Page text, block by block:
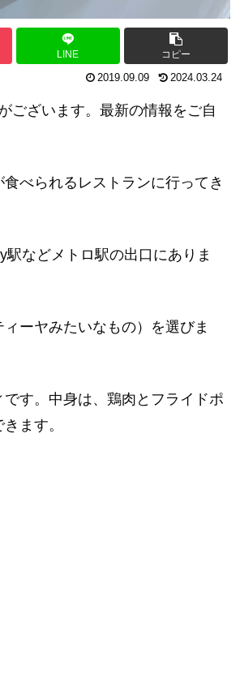
LINE コピー
2019.09.09 2024.03.24
ございます。最新の情報をご自
べられるレストランに行ってき
などメトロ駅の出口にありま
ーヤみたいなもの）を選びま
す。中身は、鶏肉とフライドポ
ます。